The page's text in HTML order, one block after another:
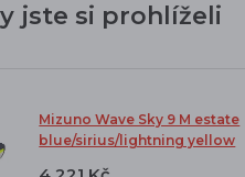
jste si prohlíželi
Mizuno Wave Sky 9 M estate
blue/sirius/lightning yellow